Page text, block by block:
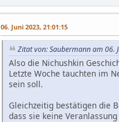
06. Juni 2023, 21:01:15
Zitat von: Saubermann am 06.
Also die Nichushkin
Letzte Woche tauchten im
sein soll.
Gleichzeitig bestätigen die
dass sie keine